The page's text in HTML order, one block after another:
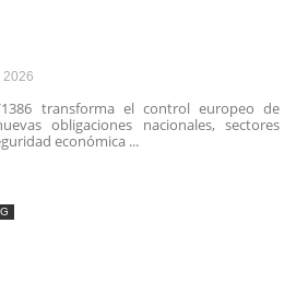
2026
1386 transforma el control europeo de
obligaciones nacionales, sectores
económica ...